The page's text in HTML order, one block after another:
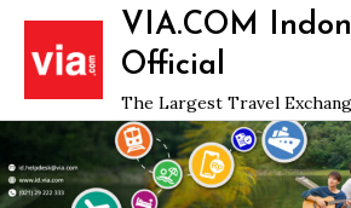
Skip
content
VIA.COM
Official
The Largest Travel